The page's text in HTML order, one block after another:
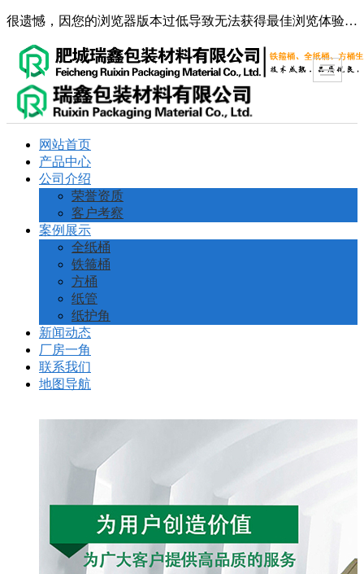
很遗憾，因您的浏览器版本过低导致无法获得最佳浏览体验，推荐下载安装谷歌浏览器！
网站首页
产品中心
公司介绍
荣誉资质
客户考察
案例展示
全纸桶
铁箍桶
方桶
纸管
纸护角
新闻动态
厂房一角
联系我们
地图导航